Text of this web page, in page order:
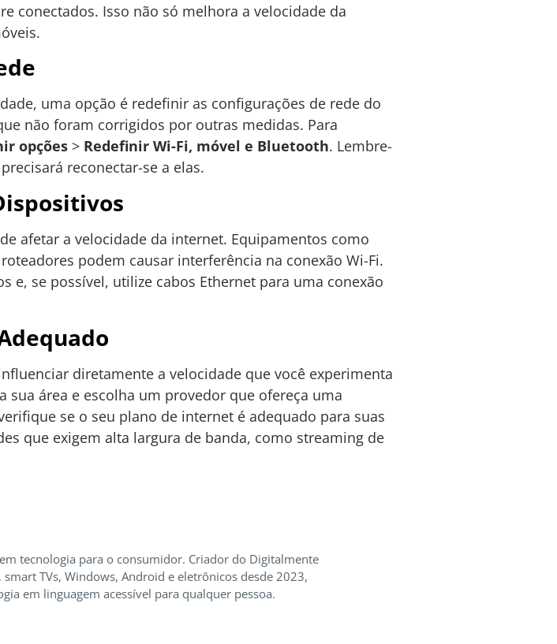
conectados. Isso não só melhora a velocidade da
uma opção é redefinir as configurações de rede do
não foram corrigidos por outras medidas. Para
opções > Redefinir Wi-Fi, móvel e Bluetooth. Lembre-
reconectar-se a elas.
afetar a velocidade da internet. Equipamentos como
podem causar interferência na conexão Wi-Fi.
e, se possível, utilize cabos Ethernet para uma conexão
diretamente a velocidade que você experimenta
sua área e escolha um provedor que ofereça uma
se o seu plano de internet é adequado para suas
que exigem alta largura de banda, como streaming de
tecnologia para o consumidor. Criador do Digitalmente
TVs, Windows, Android e eletrônicos desde 2023,
em linguagem acessível para qualquer pessoa.